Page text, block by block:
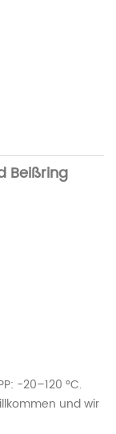
Beißring
-20–120 °C.
und wir